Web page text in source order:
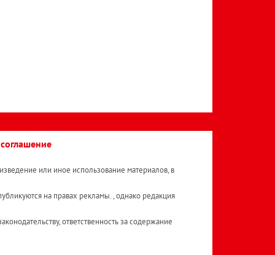
или иное использование материалов, в
на правах рекламы. , однако редакция
ответственность за содержание